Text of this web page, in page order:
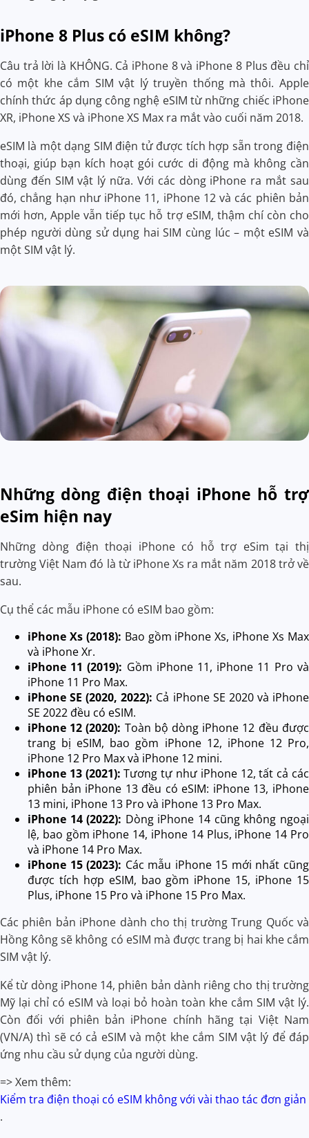
iPhone 8 Plus có eSIM không?
Câu trả lời là KHÔNG. Cả iPhone 8 và iPhone 8 Plus đều chỉ
có một khe cắm SIM vật lý truyền thống mà thôi. Apple
chính thức áp dụng công nghệ eSIM từ những chiếc iPhone
XR, iPhone XS và iPhone XS Max ra mắt vào cuối năm 2018.
eSIM là một dạng SIM điện tử được tích hợp sẵn trong điện
thoại, giúp bạn kích hoạt gói cước di động mà không cần
dùng đến SIM vật lý nữa. Với các dòng iPhone ra mắt sau
đó, chẳng hạn như iPhone 11, iPhone 12 và các phiên bản
mới hơn, Apple vẫn tiếp tục hỗ trợ eSIM, thậm chí còn cho
phép người dùng sử dụng hai SIM cùng lúc – một eSIM và
một SIM vật lý.
Những dòng điện thoại iPhone hỗ trợ
eSim hiện nay
Những dòng điện thoại iPhone có hỗ trợ eSim tại thị
trường Việt Nam đó là từ iPhone Xs ra mắt năm 2018 trở về
sau.
Cụ thể các mẫu iPhone có eSIM bao gồm:
iPhone Xs (2018): Bao gồm iPhone Xs, iPhone Xs Max
và iPhone Xr.
iPhone 11 (2019): Gồm iPhone 11, iPhone 11 Pro và
iPhone 11 Pro Max.
iPhone SE (2020, 2022): Cả iPhone SE 2020 và iPhone
SE 2022 đều có eSIM.
iPhone 12 (2020): Toàn bộ dòng iPhone 12 đều được
trang bị eSIM, bao gồm iPhone 12, iPhone 12 Pro,
iPhone 12 Pro Max và iPhone 12 mini.
iPhone 13 (2021): Tương tự như iPhone 12, tất cả các
phiên bản iPhone 13 đều có eSIM: iPhone 13, iPhone
13 mini, iPhone 13 Pro và iPhone 13 Pro Max.
iPhone 14 (2022): Dòng iPhone 14 cũng không ngoại
lệ, bao gồm iPhone 14, iPhone 14 Plus, iPhone 14 Pro
và iPhone 14 Pro Max.
iPhone 15 (2023): Các mẫu iPhone 15 mới nhất cũng
được tích hợp eSIM, bao gồm iPhone 15, iPhone 15
Plus, iPhone 15 Pro và iPhone 15 Pro Max.
Các phiên bản iPhone dành cho thị trường Trung Quốc và
Hồng Kông sẽ không có eSIM mà được trang bị hai khe cắm
SIM vật lý.
Kể từ dòng iPhone 14, phiên bản dành riêng cho thị trường
Mỹ lại chỉ có eSIM và loại bỏ hoàn toàn khe cắm SIM vật lý.
Còn đối với phiên bản iPhone chính hãng tại Việt Nam
(VN/A) thì sẽ có cả eSIM và một khe cắm SIM vật lý để đáp
ứng nhu cầu sử dụng của người dùng.
=> Xem thêm:
Kiểm tra điện thoại có eSIM không với vài thao tác đơn giản
.